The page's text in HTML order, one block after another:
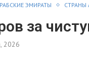
ЭМИРАТЫ СТРАНЫ
за
2026